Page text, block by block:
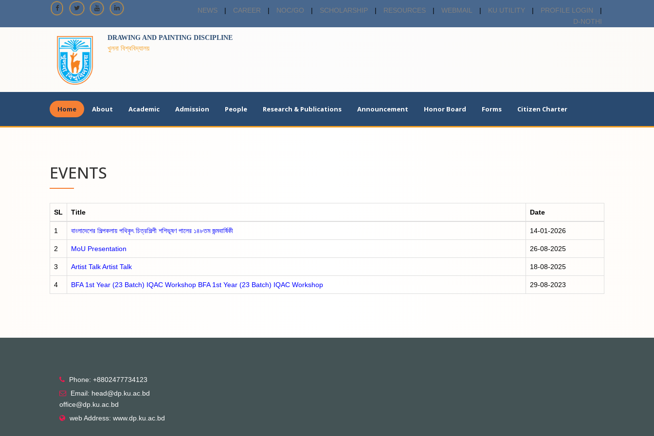
NEWS | CAREER | NOC/GO | SCHOLARSHIP | RESOURCES | WEBMAIL | KU UTILITY | PROFILE LOGIN
|
D-NOTHI
DRAWING AND PAINTING DISCIPLINE
খুলনা বিশ্ববিদ্যালয়
Home About Academic Admission People Research & Publications Announcement Honor Board Forms Citizen Charter
EVENTS
SL Title Date
1 বাংলাদেশের শিল্পকলায় পথিকৃৎ চিত্রশিল্পী শশিভূষণ পালের ১৪৮তম জন্মবার্ষিকী 14-01-2026
2 MoU Presentation 26-08-2025
3 Artist TalkArtist Talk 18-08-2025
4 BFA 1st Year (23 Batch) IQAC Workshop BFA 1st Year (23 Batch) IQAC Workshop 29-08-2023
Phone: +8802477734123
Email: head@dp.ku.ac.bd
office@dp.ku.ac.bd
web Address: www.dp.ku.ac.bd